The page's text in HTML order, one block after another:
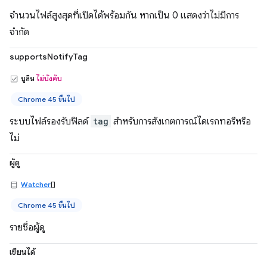
จำนวนไฟล์สูงสุดที่เปิดได้พร้อมกัน หากเป็น 0 แสดงว่าไม่มีการ
จำกัด
supportsNotifyTag
บูลีน ไม่บังคับ
Chrome 45 ขึ้นไป
ระบบไฟล์รองรับฟิลด์ tag สำหรับการสังเกตการณ์ไดเรกทอรีหรือ
ไม่
ผู้ดู
Watcher[]
Chrome 45 ขึ้นไป
รายชื่อผู้ดู
เขียนได้